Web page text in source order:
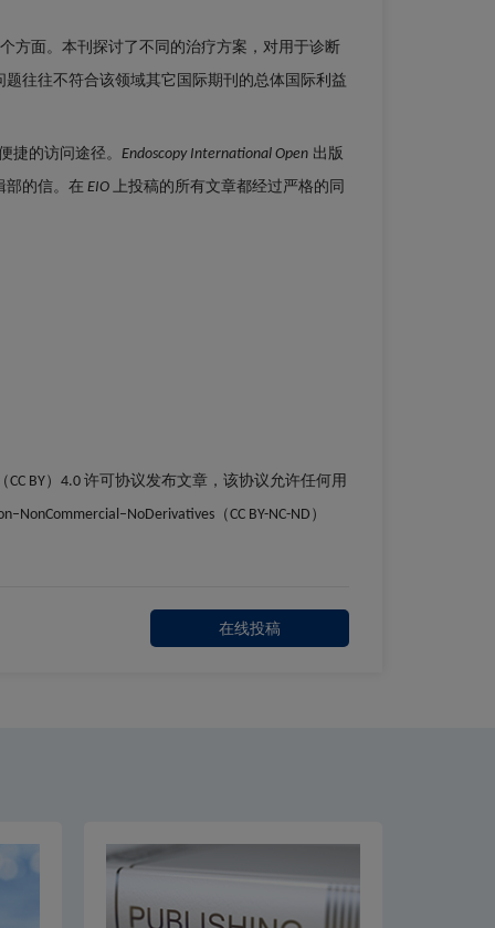
方面。本刊探讨了不同的治疗方案，对用于诊断
往往不符合该领域其它国际期刊的总体国际利益
捷的访问途径。 Endoscopy International Open 出版
部的信。在 EIO 上投稿的所有文章都经过严格的同
CC BY）4.0 许可协议发布文章，该协议允许任何用
（CC BY-NC-ND）
在线投稿